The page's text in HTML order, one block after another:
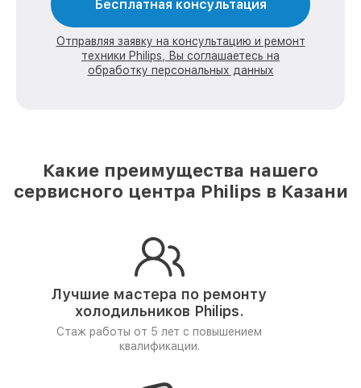
Бесплатная консультация
Отправляя заявку на консультацию и ремонт
техники Philips, Вы соглашаетесь на
обработку персональных данных
Какие преимущества нашего
сервисного центра Philips в Казани
Лучшие мастера по ремонту
холодильников Philips.
Стаж работы от 5 лет с повышением
квалификации.